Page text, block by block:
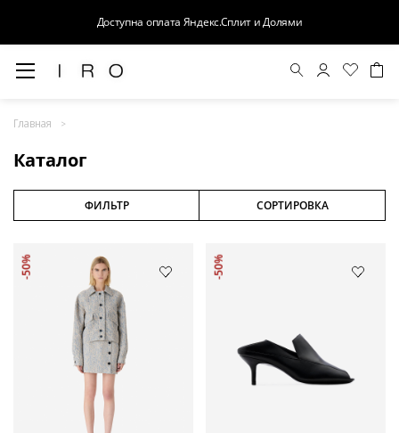
Доступна оплата Яндекс.Сплит и Долями
Главная
Каталог
ФИЛЬТР СОРТИРОВКА
-50% -50%